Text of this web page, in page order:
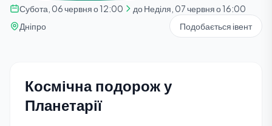
Субота, 06 червня о 12:00
до Неділя, 07 червня о 16:00
Дніпро
Подобається івент
Космічна подорож у
Планетарії